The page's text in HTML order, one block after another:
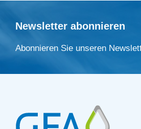
Newsletter abonnieren
Abonnieren Sie unseren